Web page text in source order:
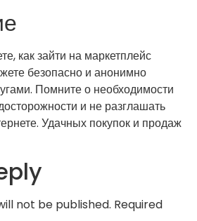
как зайти на маркетплейс
безопасно и анонимно
Помните о необходимости
и не разглашать
Удачных покупок и продаж
not be published. Required